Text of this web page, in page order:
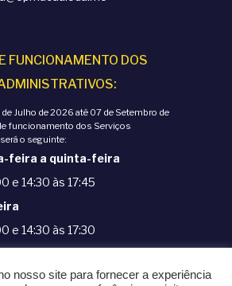
FUNCIONAMENTO DOS
Julho de 2026 até 07 de Setembro de
funcionamento dos Serviços
o seguinte:
feira a quinta-feira
e 14:30 às 17:45
e 14:30 às 17:30
DE PRIVACIDADE
nosso site para fornecer a experiência